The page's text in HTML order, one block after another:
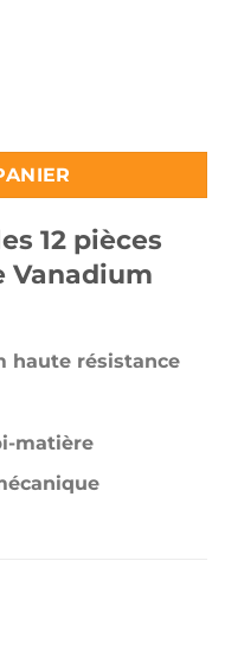
12 pièces 1/2" 10-
12 pièces
Vanadium
haute résistance
matière